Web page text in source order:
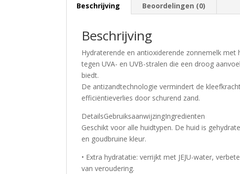
Beschrijving Beoordelingen (0)
Beschrijving
Hydraterende en antioxiderende zonnemelk met
tegen UVA- en UVB-stralen die een droog
biedt.
De antizandtechnologie vermindert de
efficiëntieverlies door schurend zand.
DetailsGebruiksaanwijzingIngredienten
Geschikt voor alle huidtypen. De huid is
en goudbruine kleur.
• Extra hydratatie: verrijkt met JEJU-water,
van veroudering.